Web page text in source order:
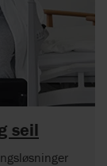
seil